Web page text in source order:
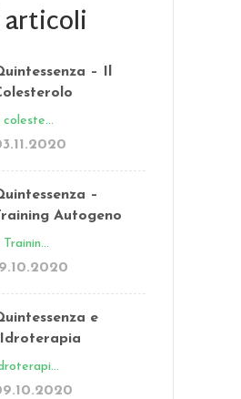
– Il
Il coleste...
–
Autogeno
Il Trainin...
e